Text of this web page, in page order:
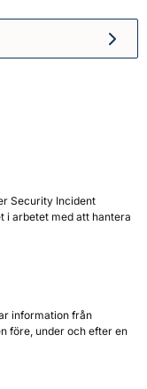
för civilt
Security Incident
i arbetet med att hantera
information från
före, under och efter en